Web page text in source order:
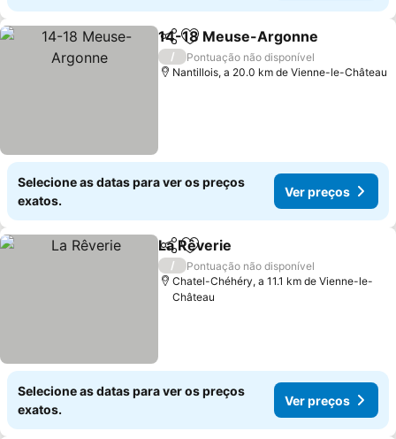
PartilharAdicionar aos favoritos
14-18 Meuse-Argonne
/
Pontuação não disponível
Nantillois, a 20.0 km de Vienne-le-Château
Selecione as datas para ver os preços
exatos.
Ver preços
PartilharAdicionar aos favoritos
La Rêverie
/
Pontuação não disponível
Chatel-Chéhéry, a 11.1 km de Vienne-le-
Château
Selecione as datas para ver os preços
exatos.
Ver preços